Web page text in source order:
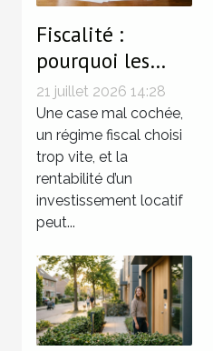
Fiscalité :
pourquoi les
petites erreurs
coûtent cher aux
propriétaires-
bailleurs
21 juillet 2026 14:28
Une case mal cochée,
un régime fiscal choisi
trop vite, et la
rentabilité d’un
investissement locatif
peut...